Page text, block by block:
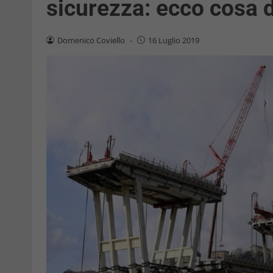
sicurezza: ecco cosa
Domenico Coviello - 16 Luglio 2019